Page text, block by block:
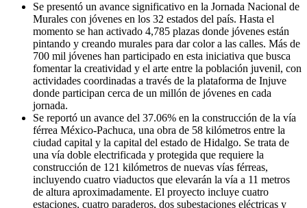
Se presentó un avance significativo en la Jornada Nacional de
Murales con jóvenes en los 32 estados del país. Hasta el
momento se han activado 4,785 plazas donde jóvenes están
pintando y creando murales para dar color a las calles. Más de
700 mil jóvenes han participado en esta iniciativa que busca
fomentar la creatividad y el arte entre la población juvenil, con
actividades coordinadas a través de la plataforma de Injuve
donde participan cerca de un millón de jóvenes en cada
jornada.
Se reportó un avance del 37.06% en la construcción de la vía
férrea México-Pachuca, una obra de 58 kilómetros entre la
ciudad capital y la capital del estado de Hidalgo. Se trata de
una vía doble electrificada y protegida que requiere la
construcción de 121 kilómetros de nuevas vías férreas,
incluyendo cuatro viaductos que elevarán la vía a 11 metros
de altura aproximadamente. El proyecto incluye cuatro
estaciones, cuatro paraderos, dos subestaciones eléctricas y